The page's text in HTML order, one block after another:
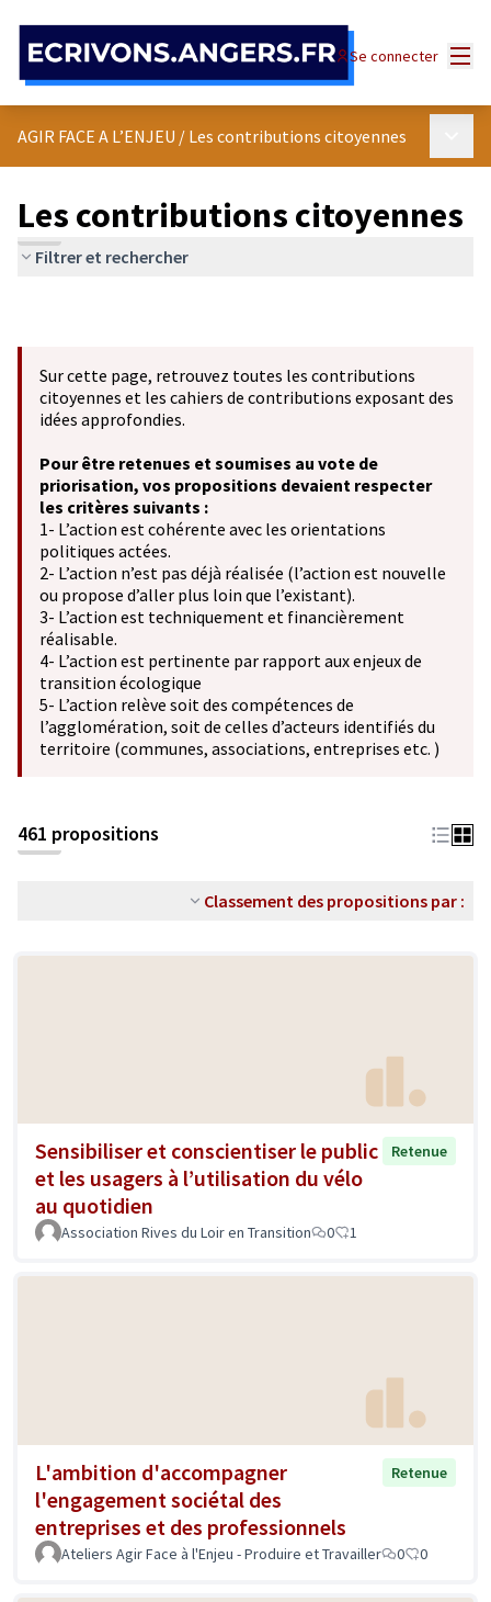
Se connecter
AGIR FACE A L’ENJEU / Les contributions citoyennes
Les contributions citoyennes
Filtrer et rechercher
Sur cette page, retrouvez toutes les contributions
citoyennes et les cahiers de contributions exposant des
idées approfondies.
Pour être retenues et soumises au vote de
priorisation, vos propositions devaient respecter
les critères suivants :
1- L’action est cohérente avec les orientations
politiques actées.
2- L’action n’est pas déjà réalisée (l’action est nouvelle
ou propose d’aller plus loin que l’existant).
3- L’action est techniquement et financièrement
réalisable.
4- L’action est pertinente par rapport aux enjeux de
transition écologique
5- L’action relève soit des compétences de
l’agglomération, soit de celles d’acteurs identifiés du
territoire (communes, associations, entreprises etc. )
461 propositions
Classement des propositions par :
Sensibiliser et conscientiser le public
et les usagers à l’utilisation du vélo
au quotidien
Retenue
Association Rives du Loir en Transition 0 1
L'ambition d'accompagner
l'engagement sociétal des
entreprises et des professionnels
Retenue
Ateliers Agir Face à l'Enjeu - Produire et Travailler 0 0